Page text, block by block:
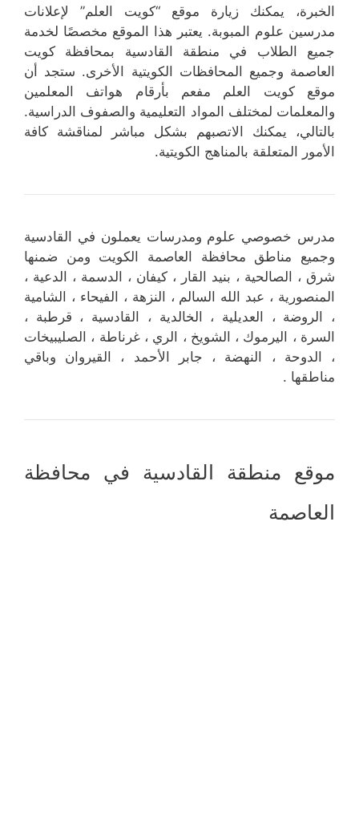
الخبرة، يمكنك زيارة موقع “كويت العلم” لإعلانات
مدرسين علوم المبوبة. يعتبر هذا الموقع مخصصًا لخدمة
جميع الطلاب في منطقة القادسية بمحافظة كويت
العاصمة وجميع المحافظات الكويتية الأخرى. ستجد أن
موقع كويت العلم مفعم بأرقام هواتف المعلمين
والمعلمات لمختلف المواد التعليمية والصفوف الدراسية.
بالتالي، يمكنك الاتصبهم بشكل مباشر لمناقشة كافة
الأمور المتعلقة بالمناهج الكويتية.
مدرس خصوصي علوم ومدرسات يعملون في القادسية
وجميع مناطق محافظة العاصمة الكويت ومن ضمنها
شرق ، الصالحية ، بنيد القار ، كيفان ، الدسمة ، الدعية ،
المنصورية ، عبد الله السالم ، النزهة ، الفيحاء ، الشامية
، الروضة ، العديلية ، الخالدية ، القادسية ، قرطبة ،
السرة ، اليرموك ، الشويخ ، الري ، غرناطة ، الصليبيخات
، الدوحة ، النهضة ، جابر الأحمد ، القيروان وباقي
مناطقها .
موقع منطقة القادسية في محافظة
العاصمة